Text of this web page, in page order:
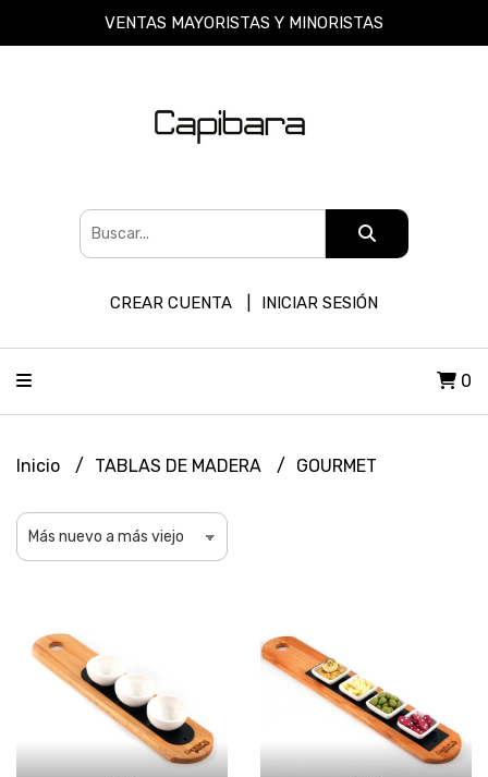
VENTAS MAYORISTAS Y MINORISTAS
CREAR CUENTA INICIAR SESIÓN
0
Inicio TABLAS DE MADERA GOURMET